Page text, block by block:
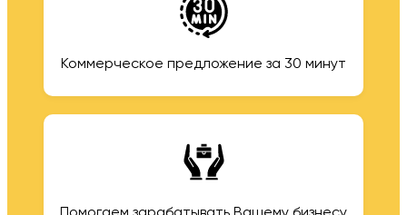
Коммерческое предложение за 30 минут